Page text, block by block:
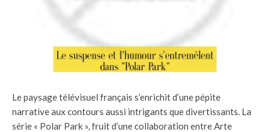
Le paysage télévisuel français s’enrichit d’une pépite
narrative aux contours aussi intrigants que divertissants. La
série « Polar Park », fruit d’une collaboration entre Arte